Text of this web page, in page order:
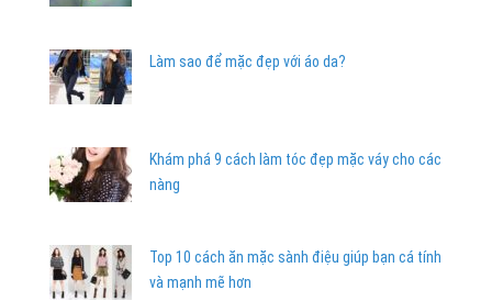
Làm sao để mặc đẹp với áo da?
Khám phá 9 cách làm tóc đẹp mặc váy cho các
nàng
Top 10 cách ăn mặc sành điệu giúp bạn cá tính
và mạnh mẽ hơn